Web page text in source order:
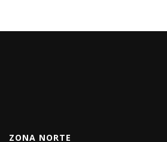
ZONA NORTE